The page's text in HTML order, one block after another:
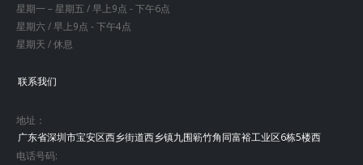
星期一 – 星期五 / 早上9点 - 下午6点
星期六 / 早上9点 - 下午4点
星期天 / 休息
联系我们
地址：
广东省深圳市宝安区西乡街道西乡镇九围簕竹角同富裕工业区6栋5楼西
电话号码: